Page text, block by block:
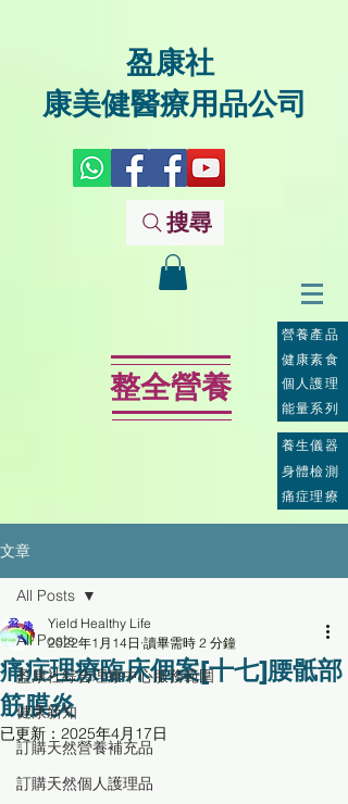
盈康社
康美健醫療用品公司
搜尋
整全營養
營養產品
個人護理
能量系列
健康素食
養生儀器
身體檢測
痛症理療
文章
All Posts
盈康社綜合理療中心服務範圍
健康新知
訂購天然營養補充品
訂購天然個人護理品
All Posts
痛症理療臨床個案[十七]腰骶部
筋膜炎
Yield Healthy Life
2022年1月14日 讀畢需時 2 分鐘
已更新： 2025年4月17日